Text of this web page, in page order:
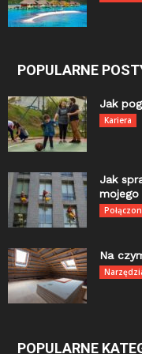
POPULARNE
Jak
Kariera
Jak
mojego
Na
POPULARNE